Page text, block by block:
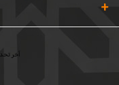
آخر تحديث: 2026 بواسطة INFOTAWJIH